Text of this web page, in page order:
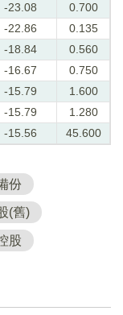
-23.08
0.700
-22.86
0.135
-18.84
0.560
-16.67
0.750
-15.79
1.600
-15.79
1.280
-15.56 45.600
份
(舊)
股